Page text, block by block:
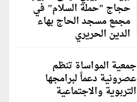
حجاج "حملة السلام" في
مجمع مسجد الحاج بهاء
الدين الحريري
جمعية المواساة تنظم
عصرونية دعماً لبرامجها
التربوية والاجتماعية